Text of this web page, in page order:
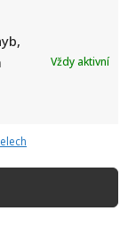
Vždy aktivní
„Radši budu